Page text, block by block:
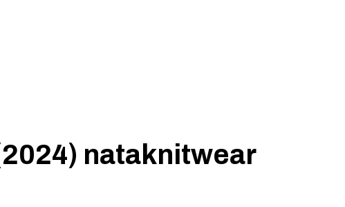
nataknitwear